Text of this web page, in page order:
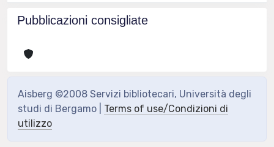
Pubblicazioni consigliate
Aisberg ©2008 Servizi bibliotecari, Università degli
studi di Bergamo | Terms of use/Condizioni di
utilizzo